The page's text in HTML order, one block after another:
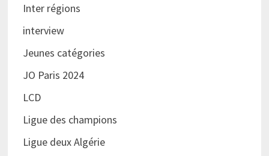
Inter régions
interview
Jeunes catégories
JO Paris 2024
LCD
Ligue des champions
Ligue deux Algérie